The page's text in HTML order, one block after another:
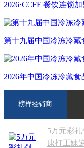
2026·CCFE 餐饮连锁
第十九届中国冷冻冷藏
2026年中国冷冻冷藏
榜样经销商
5万元彩
康打工妹